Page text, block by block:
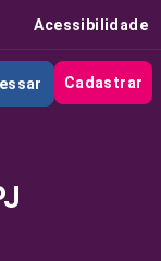
Acessibilidade
Cadastrar